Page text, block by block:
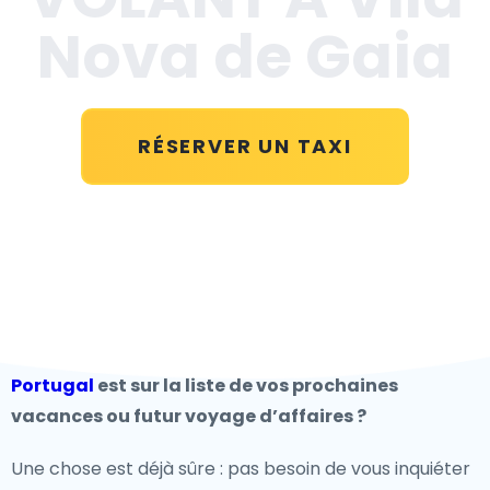
RÉSERVER UN TAXI
Portugal est sur la liste de vos prochaines
vacances ou futur voyage d’affaires ?
Une chose est déjà sûre : pas besoin de vous inquiéter